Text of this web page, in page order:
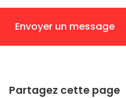
Envoyer un message
Partagez cette page